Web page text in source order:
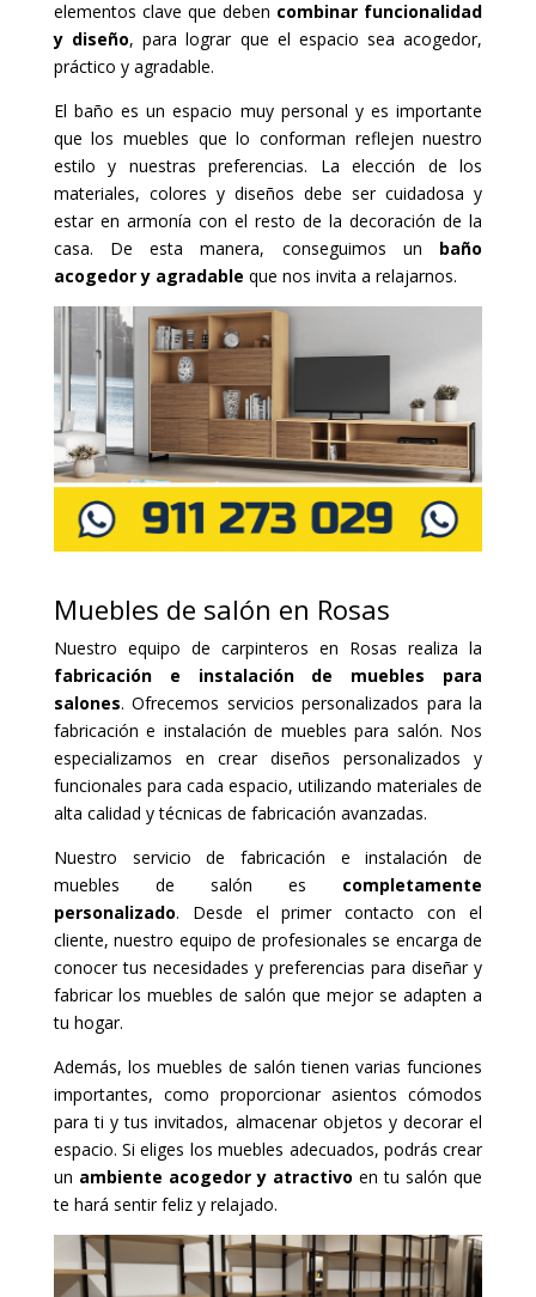
elementos clave que deben combinar funcionalidad
y diseño, para lograr que el espacio sea acogedor,
práctico y agradable.
El baño es un espacio muy personal y es importante
que los muebles que lo conforman reflejen nuestro
estilo y nuestras preferencias. La elección de los
materiales, colores y diseños debe ser cuidadosa y
estar en armonía con el resto de la decoración de la
casa. De esta manera, conseguimos un baño
acogedor y agradable que nos invita a relajarnos.
Muebles de salón en Rosas
Nuestro equipo de carpinteros en Rosas realiza la
fabricación e instalación de muebles para
salones. Ofrecemos servicios personalizados para la
fabricación e instalación de muebles para salón. Nos
especializamos en crear diseños personalizados y
funcionales para cada espacio, utilizando materiales de
alta calidad y técnicas de fabricación avanzadas.
Nuestro servicio de fabricación e instalación de
muebles de salón es completamente
personalizado. Desde el primer contacto con el
cliente, nuestro equipo de profesionales se encarga de
conocer tus necesidades y preferencias para diseñar y
fabricar los muebles de salón que mejor se adapten a
tu hogar.
Además, los muebles de salón tienen varias funciones
importantes, como proporcionar asientos cómodos
para ti y tus invitados, almacenar objetos y decorar el
espacio. Si eliges los muebles adecuados, podrás crear
un ambiente acogedor y atractivo en tu salón que
te hará sentir feliz y relajado.